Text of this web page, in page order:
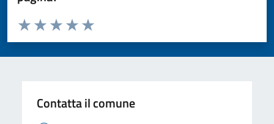
Valuta da 1 a 5 stelle la pagina
Valuta 5 stelle su 5
Valuta 4 stelle su 5
Valuta 3 stelle su 5
Valuta 2 stelle su 5
Valuta 1 stelle su 5
Contatta il comune